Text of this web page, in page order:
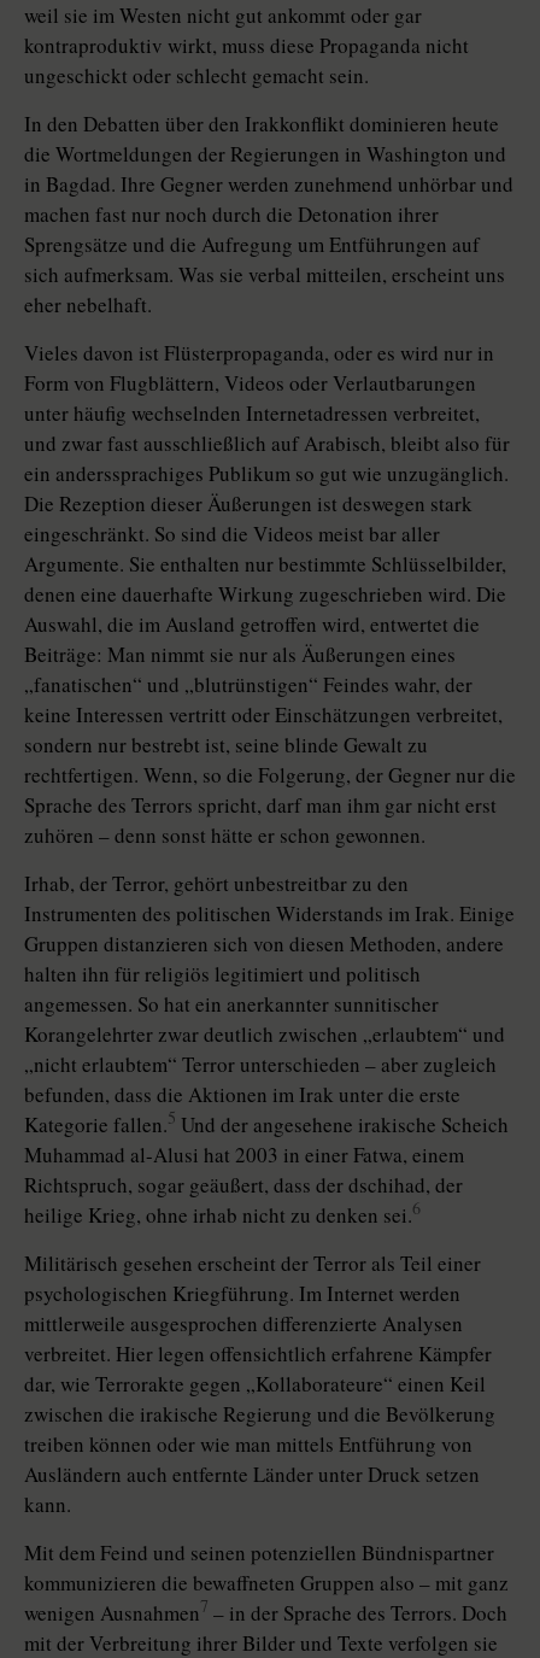
weil sie im Westen nicht gut ankommt oder gar
kontraproduktiv wirkt, muss diese Propaganda nicht
ungeschickt oder schlecht gemacht sein.
In den Debatten über den Irakkonflikt dominieren heute
die Wortmeldungen der Regierungen in Washington und
in Bagdad. Ihre Gegner werden zunehmend unhörbar und
machen fast nur noch durch die Detonation ihrer
Sprengsätze und die Aufregung um Entführungen auf
sich aufmerksam. Was sie verbal mitteilen, erscheint uns
eher nebelhaft.
Vieles davon ist Flüsterpropaganda, oder es wird nur in
Form von Flugblättern, Videos oder Verlautbarungen
unter häufig wechselnden Internetadressen verbreitet,
und zwar fast ausschließlich auf Arabisch, bleibt also für
ein anderssprachiges Publikum so gut wie unzugänglich.
Die Rezeption dieser Äußerungen ist deswegen stark
eingeschränkt. So sind die Videos meist bar aller
Argumente. Sie enthalten nur bestimmte Schlüsselbilder,
denen eine dauerhafte Wirkung zugeschrieben wird. Die
Auswahl, die im Ausland getroffen wird, entwertet die
Beiträge: Man nimmt sie nur als Äußerungen eines
„fanatischen“ und „blutrünstigen“ Feindes wahr, der
keine Interessen vertritt oder Einschätzungen verbreitet,
sondern nur bestrebt ist, seine blinde Gewalt zu
rechtfertigen. Wenn, so die Folgerung, der Gegner nur die
Sprache des Terrors spricht, darf man ihm gar nicht erst
zuhören – denn sonst hätte er schon gewonnen.
Irhab, der Terror, gehört unbestreitbar zu den
Instrumenten des politischen Widerstands im Irak. Einige
Gruppen distanzieren sich von diesen Methoden, andere
halten ihn für religiös legitimiert und politisch
angemessen. So hat ein anerkannter sunnitischer
Korangelehrter zwar deutlich zwischen „erlaubtem“ und
„nicht erlaubtem“ Terror unterschieden – aber zugleich
befunden, dass die Aktionen im Irak unter die erste
Kategorie fallen.5 Und der angesehene irakische Scheich
Muhammad al-Alusi hat 2003 in einer Fatwa, einem
Richtspruch, sogar geäußert, dass der dschihad, der
heilige Krieg, ohne irhab nicht zu denken sei.6
Militärisch gesehen erscheint der Terror als Teil einer
psychologischen Kriegführung. Im Internet werden
mittlerweile ausgesprochen differenzierte Analysen
verbreitet. Hier legen offensichtlich erfahrene Kämpfer
dar, wie Terrorakte gegen „Kollaborateure“ einen Keil
zwischen die irakische Regierung und die Bevölkerung
treiben können oder wie man mittels Entführung von
Ausländern auch entfernte Länder unter Druck setzen
kann.
Mit dem Feind und seinen potenziellen Bündnispartner
kommunizieren die bewaffneten Gruppen also – mit ganz
wenigen Ausnahmen7 – in der Sprache des Terrors. Doch
mit der Verbreitung ihrer Bilder und Texte verfolgen sie